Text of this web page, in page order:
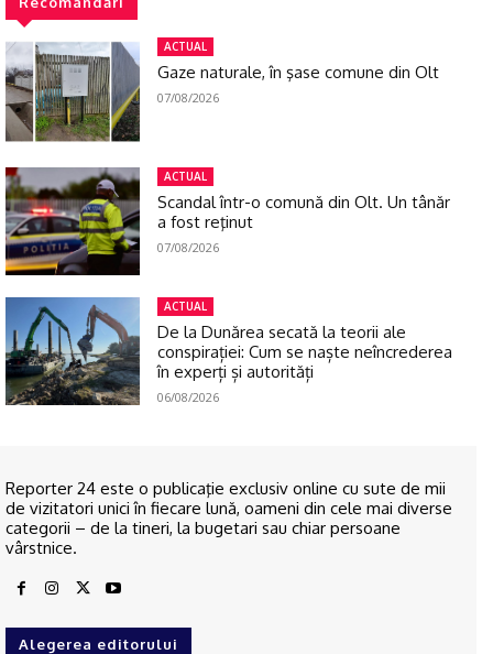
ACTUAL
Gaze naturale, în şase comune din Olt
07/08/2026
ACTUAL
Scandal într-o comună din Olt. Un tânăr
a fost reţinut
07/08/2026
ACTUAL
De la Dunărea secată la teorii ale
conspirației: Cum se naște neîncrederea
în experți și autorități
06/08/2026
Reporter 24 este o publicaţie exclusiv online cu sute de mii
de vizitatori unici în fiecare lună, oameni din cele mai diverse
categorii – de la tineri, la bugetari sau chiar persoane
vârstnice.
Alegerea editorului